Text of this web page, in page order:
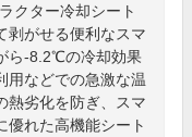
クター冷却シート
剥がせる便利なスマ
ら-8.2℃の冷却効果
用などでの急激な温
熱劣化を防ぎ、スマ
優れた高機能シート